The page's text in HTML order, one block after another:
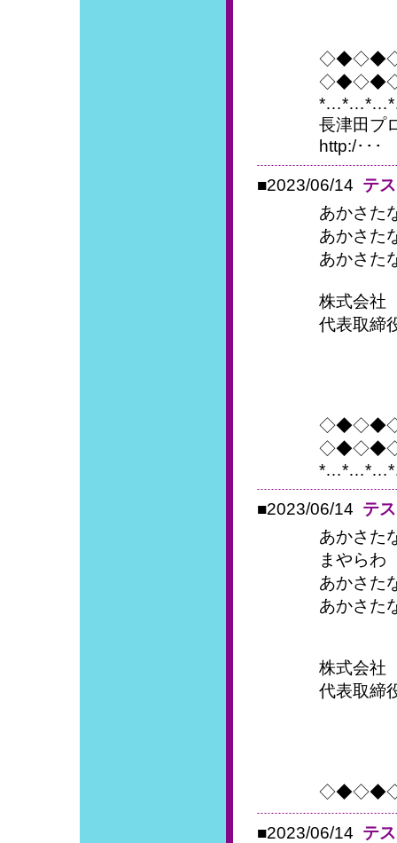
長津田プ
http:/･･･
■2023/06/14 テ
あかさた
あかさた
あかさた
株式会社
代表取
■2023/06/14 テ
あかさた
まやらわ
あかさた
あかさた
株式会社
代表取
■2023/06/14 テ